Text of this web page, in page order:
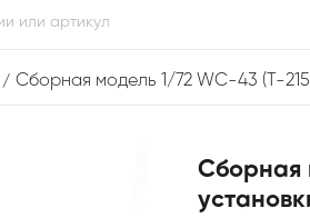
Сборная модель 1/72 WC-43 (T-
Сборная